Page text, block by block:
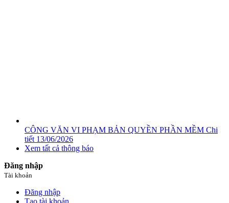
CÔNG VĂN VI PHẠM BẢN QUYỀN PHẦN MỀM Chi
tiết 13/06/2026
Xem tất cả thông báo
Đăng nhập
Tài khoản
Đăng nhập
Tạo tài khoản